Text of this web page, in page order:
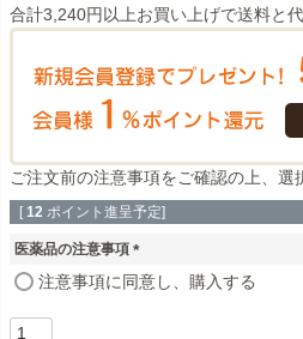
合計3,240円以上お買い上げで送料と
ご注文前の注意事項をご確認の上、選
[ 12 ポイント進呈予定]
医薬品の注意事項
(
必
注意事項に同意し、購入する